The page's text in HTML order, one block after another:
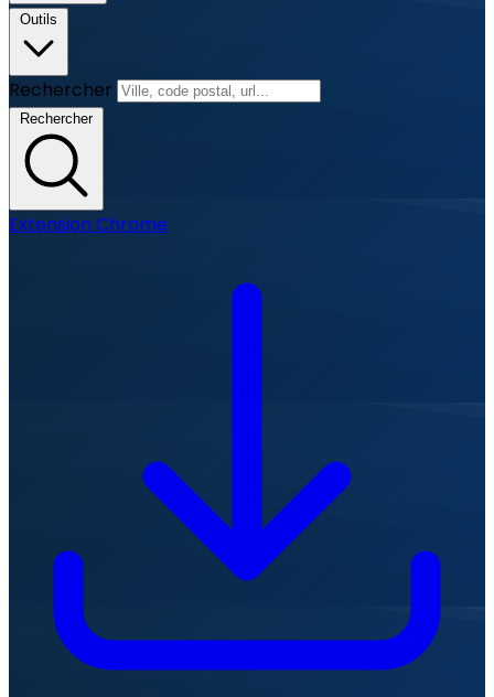
Outils
Rechercher
Rechercher
Extension Chrome